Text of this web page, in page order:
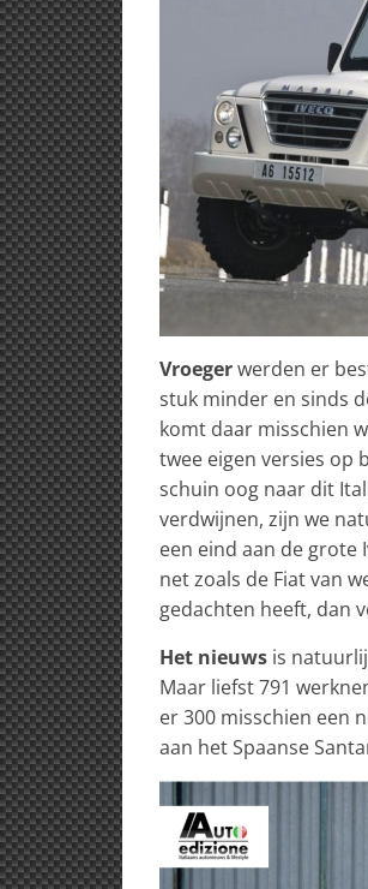
Vroegerwerden er
stuk minder en sinds
komt daar misschien
twee eigen versies op
schuin oog naar dit
verdwijnen, zijn we
een eind aan de grote
net zoals de Fiat van
gedachten heeft, dan
Het nieuws is
Maar liefst 791
er 300 misschien een
aan het Spaanse